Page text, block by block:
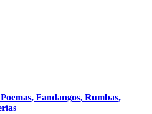
Fandangos, Rumbas,